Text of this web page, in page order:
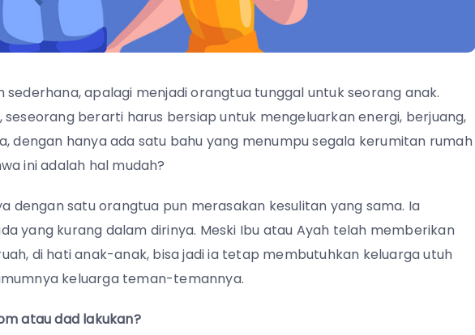
apalagi menjadi orangtua tunggal untuk seorang anak.
berarti harus bersiap untuk mengeluarkan energi, berjuang,
dengan hanya ada satu bahu yang menumpu segala kerumitan rumah
ini adalah hal mudah?
dengan satu orangtua pun merasakan kesulitan yang sama. Ia
yang kurang dalam dirinya. Meski Ibu atau Ayah telah memberikan
di hati anak-anak, bisa jadi ia tetap membutuhkan keluarga utuh
keluarga teman-temannya.
atau dad lakukan?